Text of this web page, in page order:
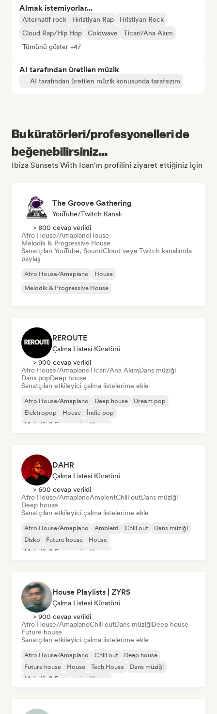
Almak istemiyorlar...
Alternatif rock Hıristiyan Rap
Hristiyan Rock
Cloud Rap/Hip Hop
Coldwave
Ticari/Ana Akım
Tümünü göster +47
AI tarafından üretilen müzik
AI tarafından üretilen müzik konusunda tarafsızım
Bu küratörleri/profesyonelleri de
beğenebilirsiniz...
Ibiza Sunsets With Ioan'ın profilini ziyaret ettiğiniz için
The Groove Gathering
YouTube/Twitch Kanalı
> 800 cevap verildi
Afro House/AmapianoHouse
Melodik & Progressive House
Sanatçıları YouTube, SoundCloud veya Twitch kanalımda
paylaş
Afro House/Amapiano
House
Melodik & Progressive House
REROUTE
Çalma Listesi Küratörü
> 900 cevap verildi
Afro House/AmapianoTicari/Ana AkımDans müziği
Dans popDeep house
Sanatçıları etkileyici çalma listelerime ekle
Afro House/Amapiano Deep house
Dream pop
Elektropop
House
İndie pop
Melodik & Progressive House
DAHR
Çalma Listesi Küratörü
> 600 cevap verildi
Afro House/AmapianoAmbientChill outDans müziği
Deep house
Sanatçıları etkileyici çalma listelerime ekle
Afro House/Amapiano Ambient Chill out
Dans müziği
Disko
Future house
House
Melodik & Progressive House
House Playlists | ZYRS
Çalma Listesi Küratörü
> 900 cevap verildi
Afro House/AmapianoChill outDans müziğiDeep house
Future house
Sanatçıları etkileyici çalma listelerime ekle
Afro House/Amapiano Chill out
Deep house
Future house
House Tech House
Dans müziği
Melodik & Progressive House